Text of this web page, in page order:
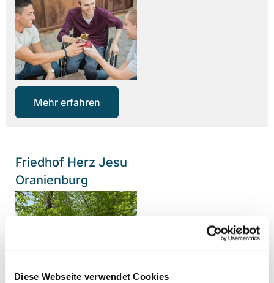
Diese Webseite verwendet Cookies
Mehr erfahren
Friedhof Herz Jesu
Oranienburg